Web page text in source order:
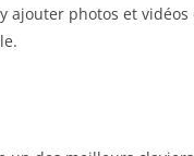
ajouter photos et